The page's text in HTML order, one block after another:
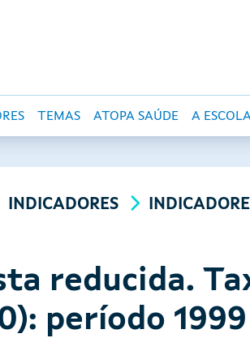
DE SALUD
TEMAS ATOPA SAÚDE A
INDICADORES
reducida.
período